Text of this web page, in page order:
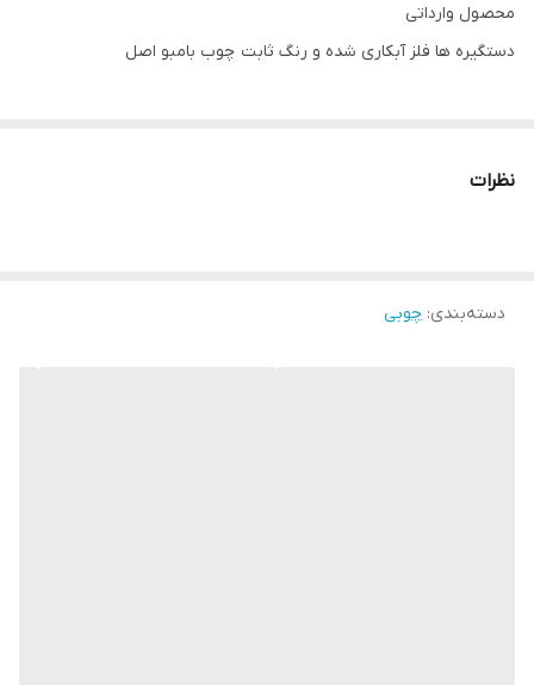
محصول وارداتی
دستگیره ها فلز آبکاری شده و رنگ ثابت چوب بامبو اصل
نظرات
دسته‌بندی: چوبی